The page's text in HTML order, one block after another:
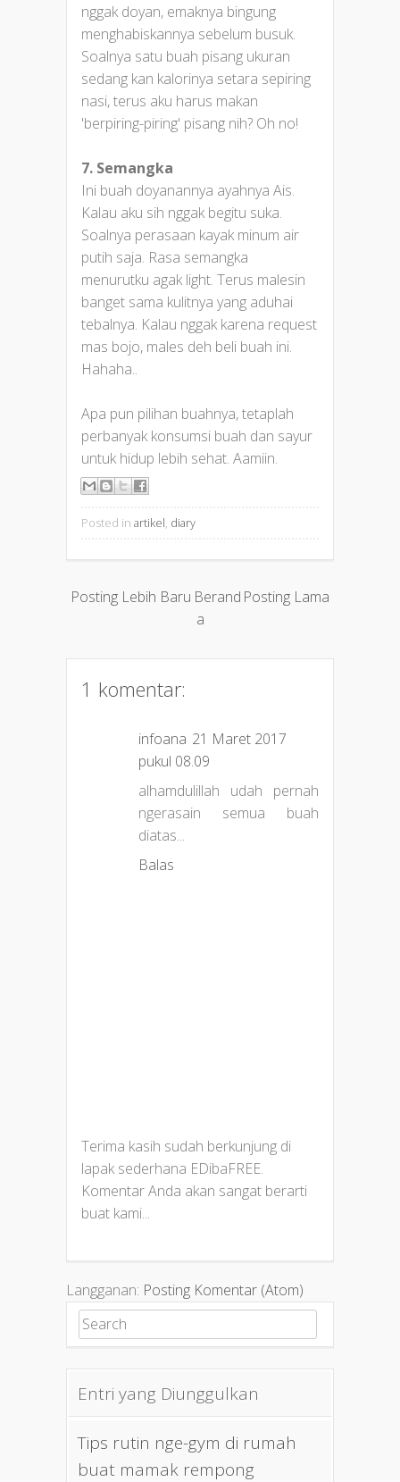
nggak doyan, emaknya bingung
menghabiskannya sebelum busuk.
Soalnya satu buah pisang ukuran
sedang kan kalorinya setara sepiring
nasi, terus aku harus makan
'berpiring-piring' pisang nih? Oh no!
7. Semangka
Ini buah doyanannya ayahnya Ais.
Kalau aku sih nggak begitu suka.
Soalnya perasaan kayak minum air
putih saja. Rasa semangka
menurutku agak light. Terus malesin
banget sama kulitnya yang aduhai
tebalnya. Kalau nggak karena request
mas bojo, males deh beli buah ini.
Hahaha..
Apa pun pilihan buahnya, tetaplah
perbanyak konsumsi buah dan sayur
untuk hidup lebih sehat. Aamiin.
Posted in artikel, diary
Posting Lebih Baru Posting Lama
Berand
a
1 komentar:
infoana 21 Maret 2017
pukul 08.09
alhamdulillah udah pernah
ngerasain semua buah
diatas...
Balas
Terima kasih sudah berkunjung di
lapak sederhana EDibaFREE.
Komentar Anda akan sangat berarti
buat kami...
Langganan: Posting Komentar (Atom)
Search for:
Entri yang Diunggulkan
Tips rutin nge-gym di rumah
buat mamak rempong